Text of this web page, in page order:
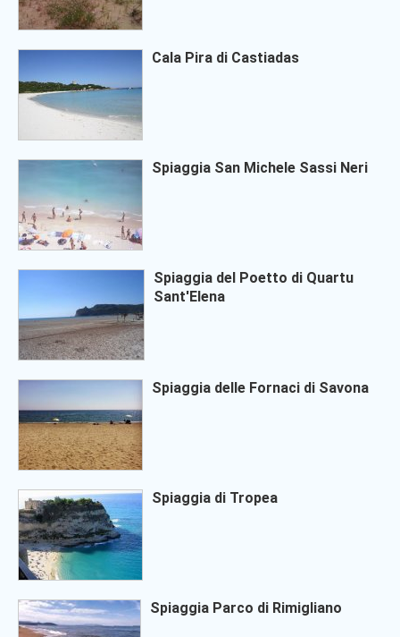
Cala Pira di Castiadas
Spiaggia San Michele Sassi Neri
Spiaggia del Poetto di Quartu
Sant'Elena
Spiaggia delle Fornaci di Savona
Spiaggia di Tropea
Spiaggia Parco di Rimigliano